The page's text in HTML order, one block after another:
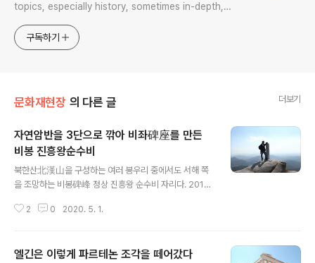
topics, especially history, sometimes in-depth,
approach will be to resist any common sense or
generalized viewpoint
구독하기
문화재현장 의 다른 글 더보기
자연암반을 3단으로 깎아 비좌碑座를 만든
비봉 진흥왕순수비
북한산北漢山을 구성하는 여러 봉우리 중에서도 서해 쪽
을 조망하는 비봉碑峰 정상 진흥왕 순수비 자리다. 2011
것으로 교체되었다. 실물은 1971년인가 그 어간에 뽑아다
나는 비신碑身을 꽂은 대좌臺座다. 자연 암반석을 3단으
2 0 2020. 5. 1.
엘긴은 이렇게 파르테논 조각을 떼어갔다